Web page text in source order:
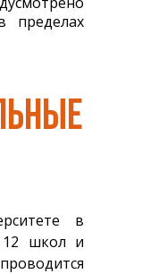
пределах
в
12 школ и